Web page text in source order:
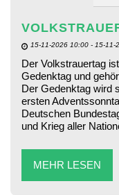
15-11-2026 10:00 - 15-11-
Der Volkstrauertag
Gedenktag und
Der Gedenktag wird
ersten
Deutschen
und Krieg aller
MEHR LESEN